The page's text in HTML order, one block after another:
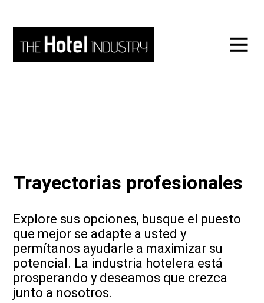
Trayectorias profesionales
Explore sus opciones, busque el puesto
que mejor se adapte a usted y
permítanos ayudarle a maximizar su
potencial. La industria hotelera está
prosperando y deseamos que crezca
junto a nosotros.